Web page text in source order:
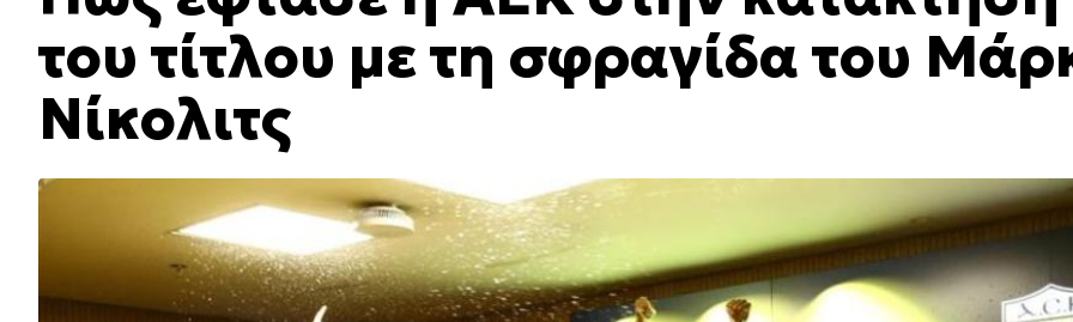
του τίτλου με τη σφραγίδα του
Νίκολιτς